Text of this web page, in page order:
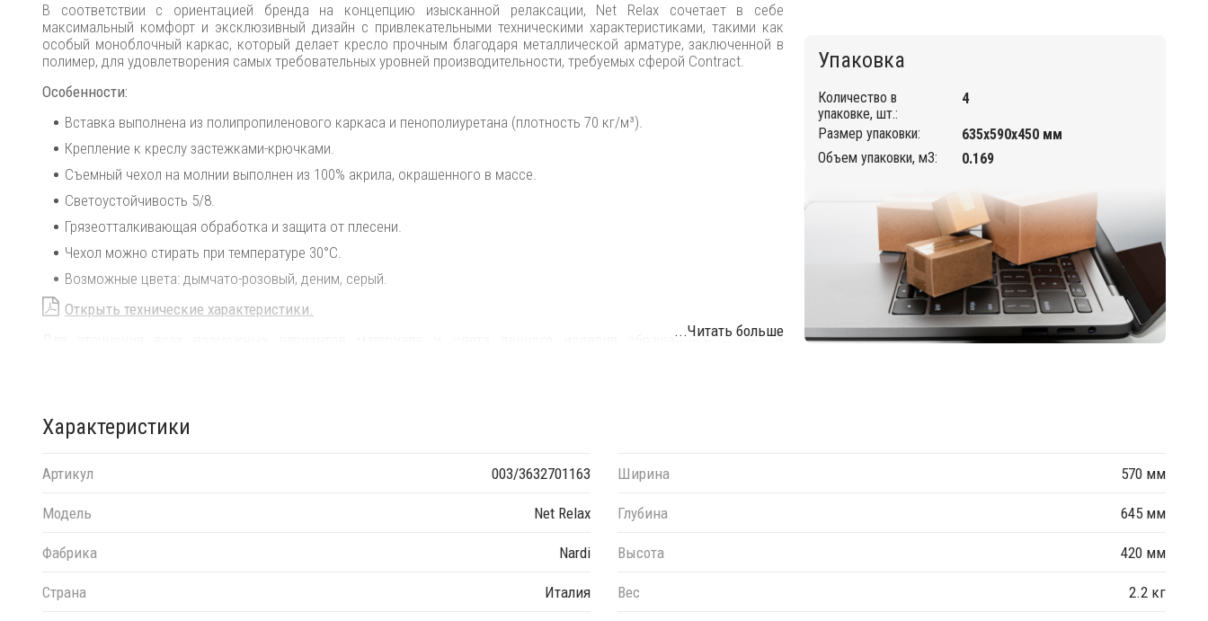
В соответствии с ориентацией бренда на концепцию изысканной релаксации, Net Relax сочетает в себе
максимальный комфорт и эксклюзивный дизайн с привлекательными техническими характеристиками, такими как
особый моноблочный каркас, который делает кресло прочным благодаря металлической арматуре, заключенной в
полимер, для удовлетворения самых требовательных уровней производительности, требуемых сферой Contract.
Особенности:
Вставка выполнена из полипропиленового каркаса и пенополиуретана (плотность 70 кг/м³).
Крепление к креслу застежками-крючками.
Съемный чехол на молнии выполнен из 100% акрила, окрашенного в массе.
Светоустойчивость 5/8.
Грязеотталкивающая обработка и защита от плесени.
Чехол можно стирать при температуре 30°С.
Возможные цвета: дымчато-розовый, деним, серый.
Открыть технические характеристики.
Для уточнения всех возможных вариантов материала и цвета данного изделия обращайтесь к нашим
...Читать больше
Упаковка
Количество в
упаковке, шт.:
4
Размер упаковки:
635х590х450 мм
Объем упаковки, м3:
0.169
Характеристики
Артикул 003/3632701163
Модель Net Relax
Фабрика Nardi
Страна Италия
Ширина 570 мм
Глубина 645 мм
Высота 420 мм
Вес 2.2 кг